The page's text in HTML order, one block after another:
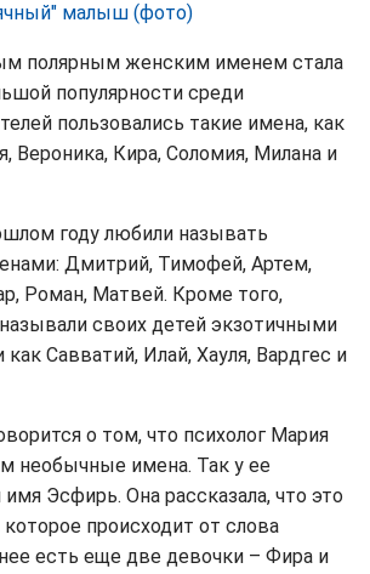
малыш (фото)
полярным женским именем стала
популярности среди
пользовались такие имена, как
Вероника, Кира, Соломия, Милана и
году любили называть
Дмитрий, Тимофей, Артем,
Роман, Матвей. Кроме того,
своих детей экзотичными
Савватий, Илай, Хауля, Вардгес и
о том, что психолог Мария
необычные имена. Так у ее
Эсфирь. Она рассказала, что это
происходит от слова
есть еще две девочки – Фира и